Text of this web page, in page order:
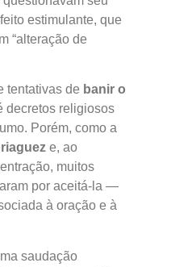
estimulante, que
“alteração de
tentativas de banir o
decretos religiosos
Porém, como a
e, ao
muitos
por aceitá-la —
à oração e à
saudação